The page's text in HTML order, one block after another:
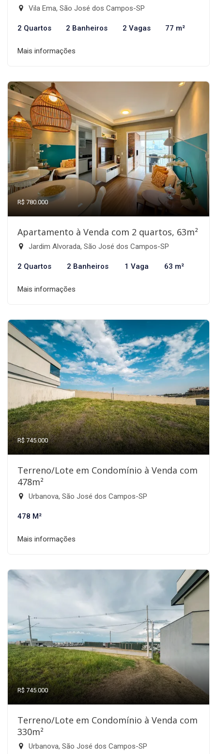
Vila Ema, São José dos Campos-SP
2 Quartos 2 Banheiros 2 Vagas 77 m²
Mais informações
R$ 780.000
Apartamento à Venda com 2 quartos, 63m²
Jardim Alvorada, São José dos Campos-SP
2 Quartos 2 Banheiros 1 Vaga 63 m²
Mais informações
R$ 745.000
Terreno/Lote em Condomínio à Venda com
478m²
Urbanova, São José dos Campos-SP
478 M²
Mais informações
R$ 745.000
Terreno/Lote em Condomínio à Venda com
330m²
Urbanova, São José dos Campos-SP